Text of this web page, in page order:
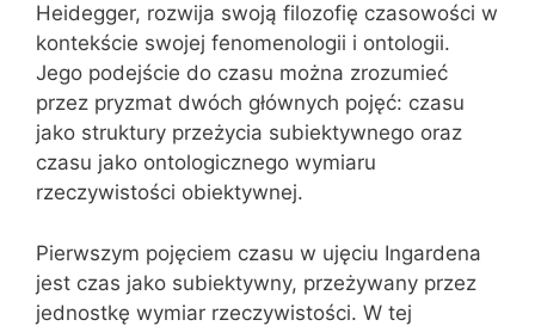
Heidegger, rozwija swoją filozofię czasowości w
kontekście swojej fenomenologii i ontologii.
Jego podejście do czasu można zrozumieć
przez pryzmat dwóch głównych pojęć: czasu
jako struktury przeżycia subiektywnego oraz
czasu jako ontologicznego wymiaru
rzeczywistości obiektywnej.
Pierwszym pojęciem czasu w ujęciu Ingardena
jest czas jako subiektywny, przeżywany przez
jednostkę wymiar rzeczywistości. W tej